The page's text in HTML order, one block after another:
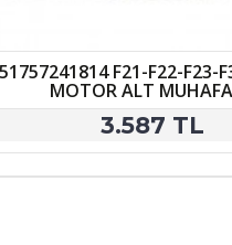
F21-F22-F23-
MOTOR ALT
3.587 TL